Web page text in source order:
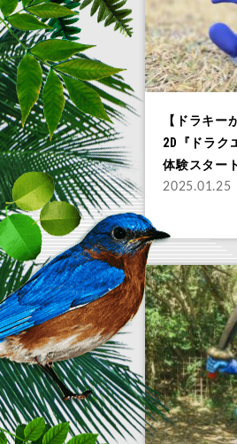
【ドラキー
2D『ドラク
体験スター
2025.01.25